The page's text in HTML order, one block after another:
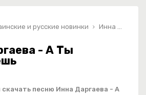
и русские новинки Инна Даргаева - А Ты Подъедешь
- А Ты
скачать песню Инна Даргаева - А